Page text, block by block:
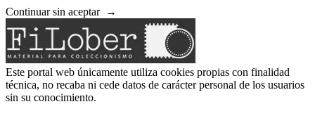
Continuar sin aceptar →
Este portal web únicamente utiliza cookies propias con finalidad
técnica, no recaba ni cede datos de carácter personal de los usuarios
sin su conocimiento.